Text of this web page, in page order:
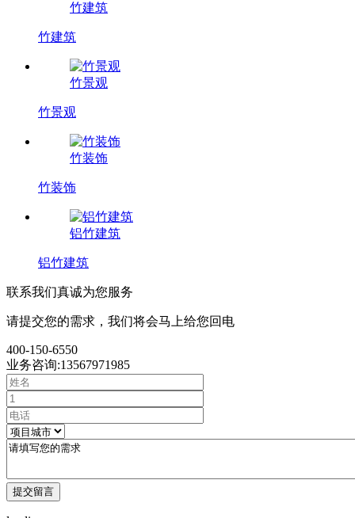
竹建筑
竹建筑
竹景观
竹景观
竹装饰
竹装饰
铝竹建筑
铝竹建筑
联系我们真诚为您服务
请提交您的需求，我们将会马上给您回电
400-150-6550
业务咨询:13567971985